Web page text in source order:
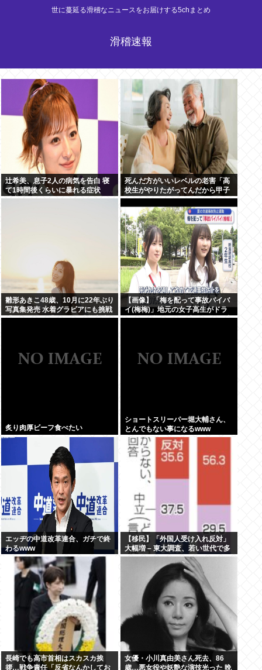
世に蔓延る滑稽なニュースをお届けする5chまとめ
滑稽速報
辻希美、息子2人の病気を告白 寝
て1時間後くらいに暴れる症状
「夜驚症」にファンからアドバイ
死んだ方がいいレベルの老害「高
校生がやりたがってんだから甲子
園でやらせろ！」
雛形あきこ48歳、10月に22年ぶり
写真集発売 水着グラビアにも挑戦
「なんと!!!」「おぉ~」「学生時
【画像】「梅を配って事故バイバ
イ(梅梅)」地元の女子高生がドラ
イバーに梅を配って安全運転を呼
炙り肉厚ビーフ食べたい
ショートスリーパー堀大輔さん、
とんでもない事になるwww
エッヂの中道改革連合、ガチで終
わるwww
【移民】「外国人受け入れ反対」
大幅増 – 東大調査、若い世代で多
く
長崎でも高市首相はスカスカ挨
拶…戦争責任「反省なんかしてお
女優・小川真由美さん死去、86
歳…悪女役や妖艶な演技光った 晩